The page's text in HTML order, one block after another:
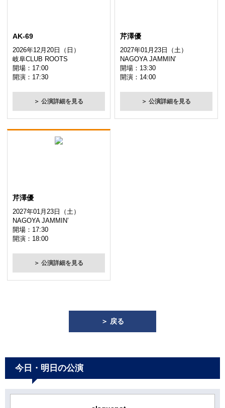
AK-69
2026年12月20日（日）
岐阜CLUB ROOTS
開場：17:00
開演：17:30
＞ 公演詳細を見る
芹澤優
2027年01月23日（土）
NAGOYA JAMMIN’
開場：13:30
開演：14:00
＞ 公演詳細を見る
芹澤優
2027年01月23日（土）
NAGOYA JAMMIN’
開場：17:30
開演：18:00
＞ 公演詳細を見る
＞ 戻る
今日・明日の公演